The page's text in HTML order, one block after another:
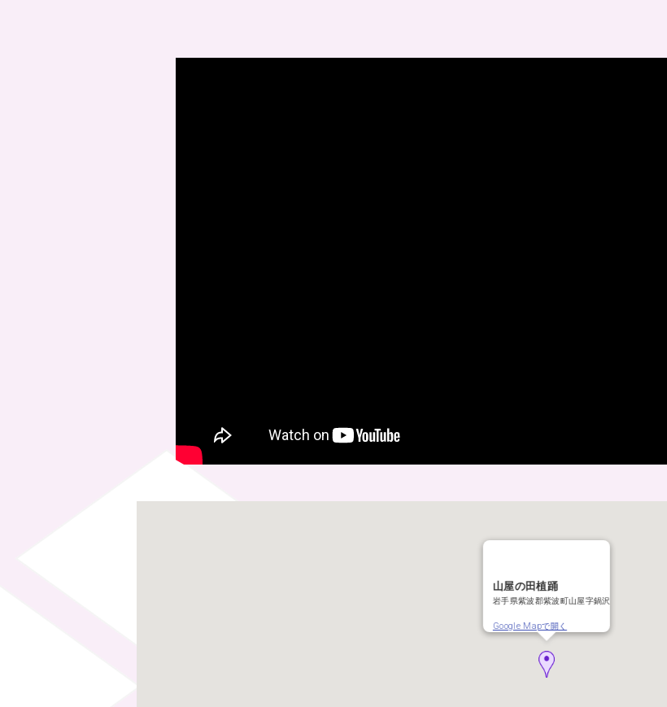
山屋の田植踊
岩手県紫波郡紫波町山屋字鍋沢
Google Mapで開く